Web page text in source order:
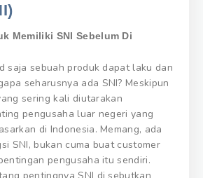
Memiliki SNI Sebelum Di
saja sebuah produk dapat laku dan
seharusnya ada SNI? Meskipun
sering kali diutarakan
pengusaha luar negeri yang
di Indonesia. Memang, ada
SNI, bukan cuma buat customer
pengusaha itu sendiri.